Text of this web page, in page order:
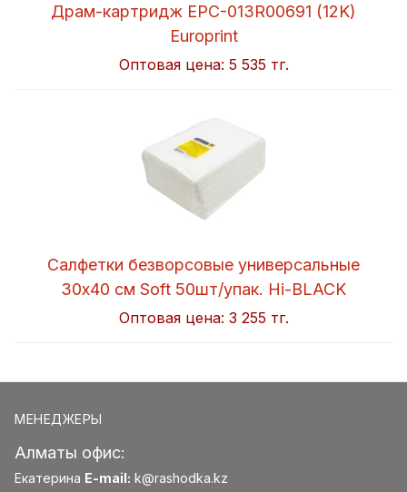
Драм-картридж EPC-013R00691 (12K)
Europrint
Оптовая цена: 5 535 тг.
Салфетки безворсовые универсальные
30x40 см Soft 50шт/упак. Hi-BLACK
Оптовая цена: 3 255 тг.
МЕНЕДЖЕРЫ
Алматы офис:
Екатерина E-mail: k@rashodka.kz